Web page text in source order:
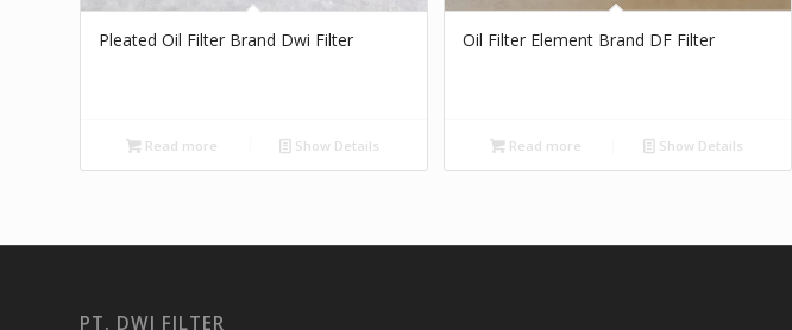
Pleated Oil Filter Brand Dwi Filter
Read more Show Details
Oil Filter Element Brand DF Filter
Read more Show Details
PT. DWI FILTER